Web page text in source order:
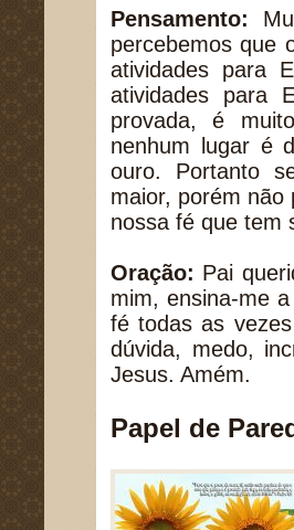
Pensamento:
percebemos que
atividades para
atividades para
provada, é
nenhum lugar é
ouro. Portanto
maior, porém não
nossa fé que tem
Oração: Pai
mim, ensina-me
fé todas as
dúvida, medo,
Jesus. Amém.
Papel de